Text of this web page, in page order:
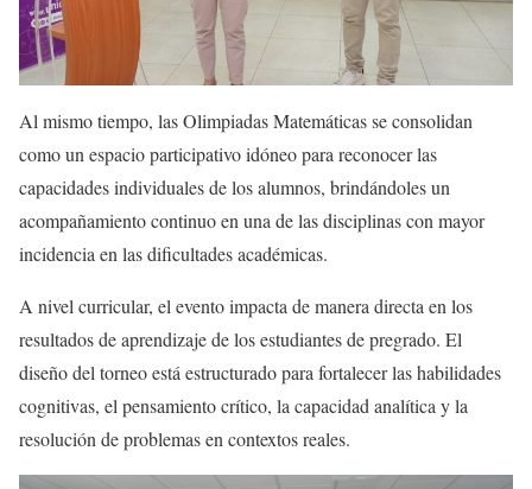
Al mismo tiempo, las Olimpiadas Matemáticas se consolidan
como un espacio participativo idóneo para reconocer las
capacidades individuales de los alumnos, brindándoles un
acompañamiento continuo en una de las disciplinas con mayor
incidencia en las dificultades académicas.
A nivel curricular, el evento impacta de manera directa en los
resultados de aprendizaje de los estudiantes de pregrado. El
diseño del torneo está estructurado para fortalecer las habilidades
cognitivas, el pensamiento crítico, la capacidad analítica y la
resolución de problemas en contextos reales.